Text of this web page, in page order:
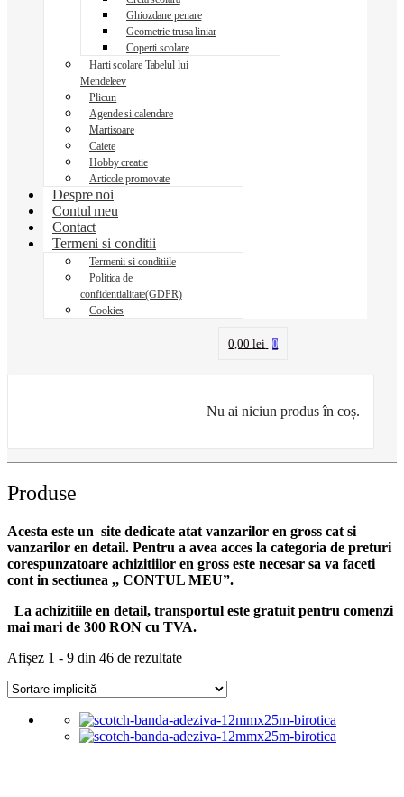
Ghiozdane penare
Geometrie trusa liniar
Coperti scolare
Harti scolare Tabelul lui
Mendeleev
Plicuri
Agende si calendare
Martisoare
Caiete
Hobby creatie
Articole promovate
Despre noi
Contul meu
Contact
Termeni si conditii
Termenii si conditiile
Politica de
confidentialitate(GDPR)
Cookies
0,00lei 0
Nu ai niciun produs în coș.
Produse
Acesta este un site dedicate atat vanzarilor en gross cat si
vanzarilor en detail. Pentru a avea acces la categoria de preturi
corespunzatoare achizitiilor en gross este necesar sa va faceti
cont in sectiunea ,, CONTUL MEU”.
La achizitiile en detail, transportul este gratuit pentru comenzi
mai mari de 300 RON cu TVA.
Afișez 1 - 9 din 46 de rezultate